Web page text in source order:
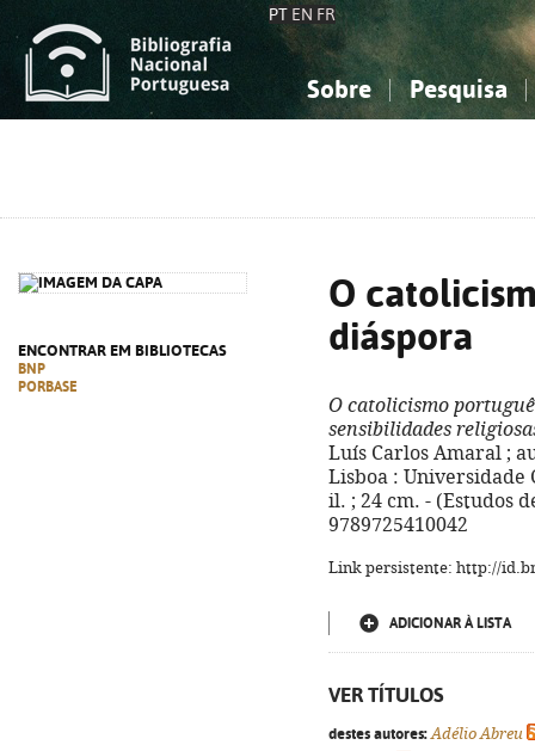
PT EN FR
Sobre Pesquisa
ENCONTRAR EM BIBLIOTECAS
BNP
PORBASE
O
diáspora
O catolicismo
sensibilidades
Luís Carlos Amaral ;
Lisboa : Universidade
il. ; 24 cm. - (Estudos
9789725410042
Link persistente: http://
ADICIONAR À LISTA
VER TÍTULOS
destes autores: Adélio Abreu